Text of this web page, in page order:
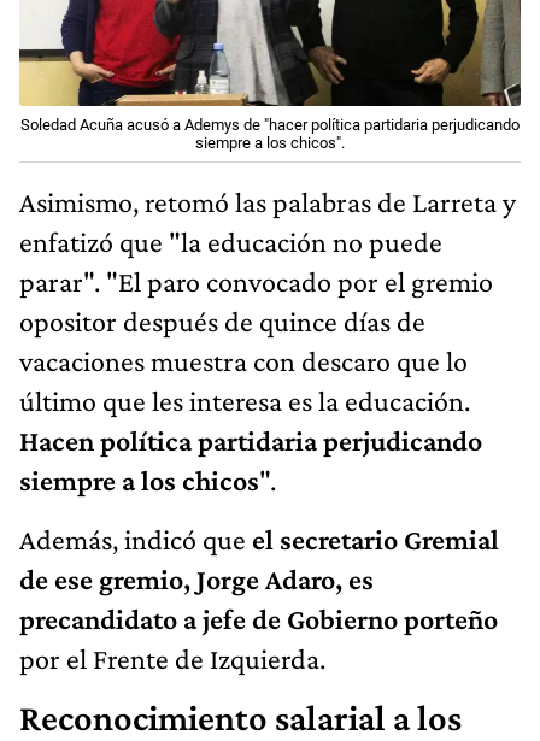
Soledad Acuña acusó a Ademys de "hacer política partidaria perjudicando
siempre a los chicos".
Asimismo, retomó las palabras de Larreta y
enfatizó que "la educación no puede
parar". "El paro convocado por el gremio
opositor después de quince días de
vacaciones muestra con descaro que lo
último que les interesa es la educación.
Hacen política partidaria perjudicando
siempre a los chicos".
Además, indicó que el secretario Gremial
de ese gremio, Jorge Adaro, es
precandidato a jefe de Gobierno porteño
por el Frente de Izquierda.
Reconocimiento salarial a los